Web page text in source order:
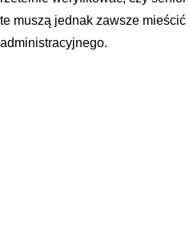
te muszą jednak zawsze
administracyjnego.